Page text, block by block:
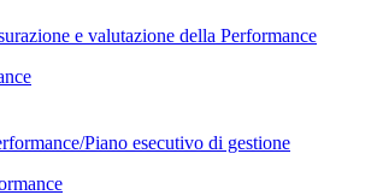
e valutazione della Performance
Piano esecutivo di gestione